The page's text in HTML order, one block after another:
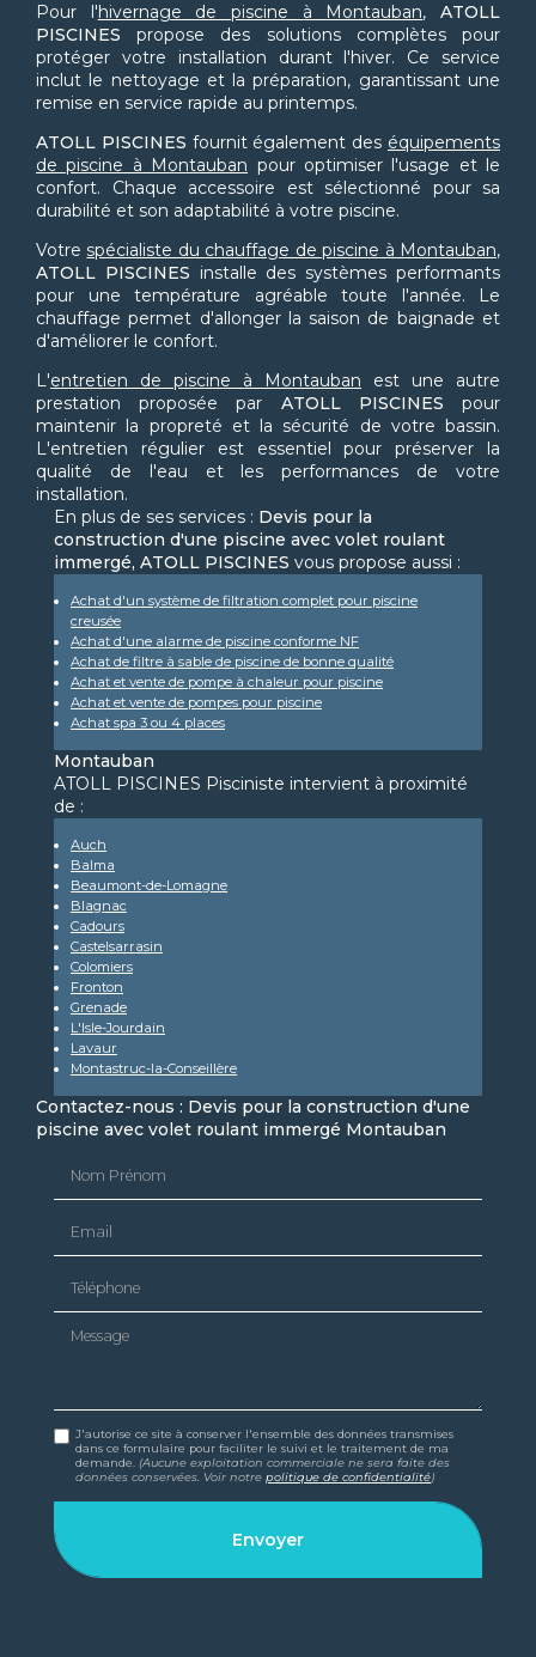
Pour l'hivernage de piscine à Montauban,ATOLL
PISCINES propose des solutions complètes pour
protéger votre installation durant l'hiver. Ce service
inclut le nettoyage et la préparation, garantissant une
remise en service rapide au printemps.
ATOLL PISCINES fournit également des équipements
de piscine à Montauban pour optimiser l'usage et le
confort. Chaque accessoire est sélectionné pour sa
durabilité et son adaptabilité à votre piscine.
Votre spécialiste du chauffage de piscine à Montauban,
ATOLL PISCINES installe des systèmes performants
pour une température agréable toute l'année. Le
chauffage permet d'allonger la saison de baignade et
d'améliorer le confort.
L'entretien de piscine à Montauban est une autre
prestation proposée par ATOLL PISCINES pour
maintenir la propreté et la sécurité de votre bassin.
L'entretien régulier est essentiel pour préserver la
qualité de l'eau et les performances de votre
installation.
En plus de ses services : Devis pour la
construction d'une piscine avec volet roulant
immergé, ATOLL PISCINES vous propose aussi :
Achat d'un système de filtration complet pour piscine
creusée
Achat d'une alarme de piscine conforme NF
Achat de filtre à sable de piscine de bonne qualité
Achat et vente de pompe à chaleur pour piscine
Achat et vente de pompes pour piscine
Achat spa 3 ou 4 places
Montauban
ATOLL PISCINES Pisciniste intervient à proximité
de :
Auch
Balma
Beaumont-de-Lomagne
Blagnac
Cadours
Castelsarrasin
Colomiers
Fronton
Grenade
L'Isle-Jourdain
Lavaur
Montastruc-la-Conseillère
Contactez-nous : Devis pour la construction d'une
piscine avec volet roulant immergé Montauban
Message
J'autorise ce site à conserver l'ensemble des données transmises
dans ce formulaire pour faciliter le suivi et le traitement de ma
demande. (Aucune exploitation commerciale ne sera faite des
données conservées. Voir notrepolitique de confidentialité)